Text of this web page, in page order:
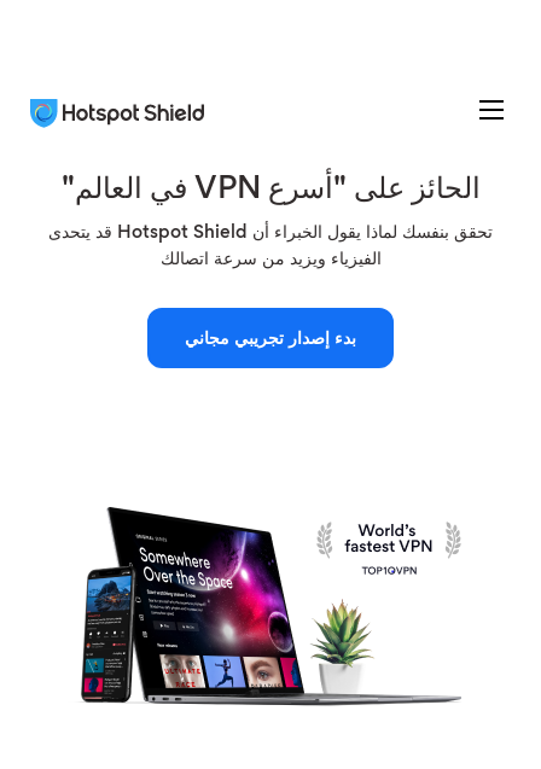
الحائز على "أسرع VPN في العالم"
تحقق بنفسك لماذا يقول الخبراء أن Hotspot Shield قد يتحدى
الفيزياء ويزيد من سرعة اتصالك
بدء إصدار تجريبي مجاني